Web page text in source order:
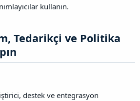
kullanın.
Tedarikçi ve Politika
destek ve entegrasyon